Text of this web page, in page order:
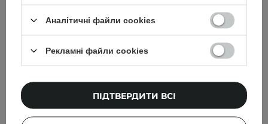
ДОДАТИ ДО КОШИКА
53
929,00 ГРН
797,00 ГРН
ДОДАТИ ДО КОШИКА
Аналітичні файли cookies
Рекламні файли cookies
ПІДТВЕРДИТИ ВСІ